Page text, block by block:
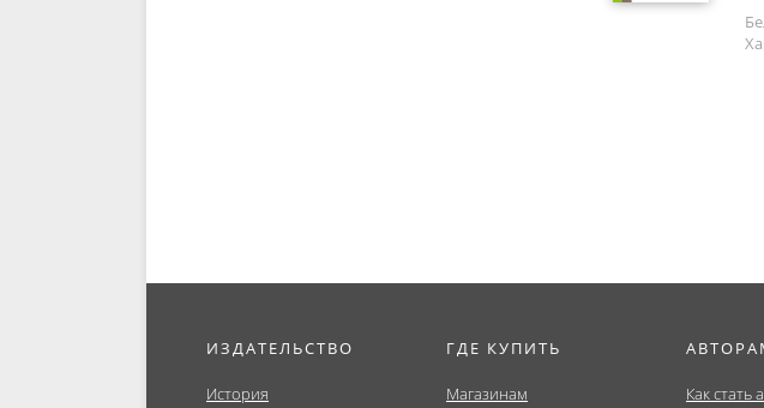
ИЗДАТЕЛЬСТВО
История
ГДЕ КУПИТЬ
Магазинам Как стать